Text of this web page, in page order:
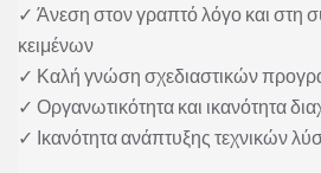
✓ Άνεση στον γραπτό λόγο και στη
κειμένων
✓ Καλή γνώση σχεδιαστικών
✓ Οργανωτικότητα και ικανότητα
✓ Ικανότητα ανάπτυξης τεχνικών